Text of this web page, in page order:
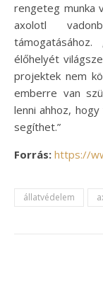
rengeteg munka
axolotl
élőhelyét
projektek nem
emberre van
lenni ahhoz,
segíthet.”
Forrás: https://
állatvédelem